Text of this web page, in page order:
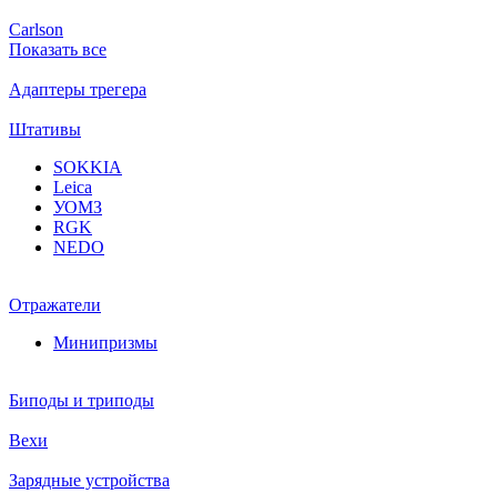
Carlson
Показать все
Адаптеры трегера
Штативы
SOKKIA
Leica
УОМЗ
RGK
NEDO
Отражатели
Минипризмы
Биподы и триподы
Вехи
Зарядные устройства